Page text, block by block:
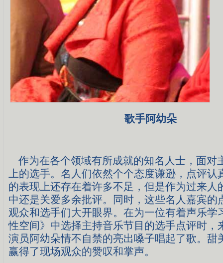
歌手阿幼朵
作为在各个领域有所成就的知名人士，面对
上的选手。名人们依然个个态度谦逊，点评认
的表现上还存在着许多不足，但是作为过来人
中还是关爱多余批评。同时，这些名人嘉宾的
观众和选手们大开眼界。在为一位有着声乐学
性空间》中选择主持音乐节目的选手点评时，
演员阿幼朵情不自禁的亮出嗓子唱起了歌。甜
赢得了现场观众的赞叹和掌声。